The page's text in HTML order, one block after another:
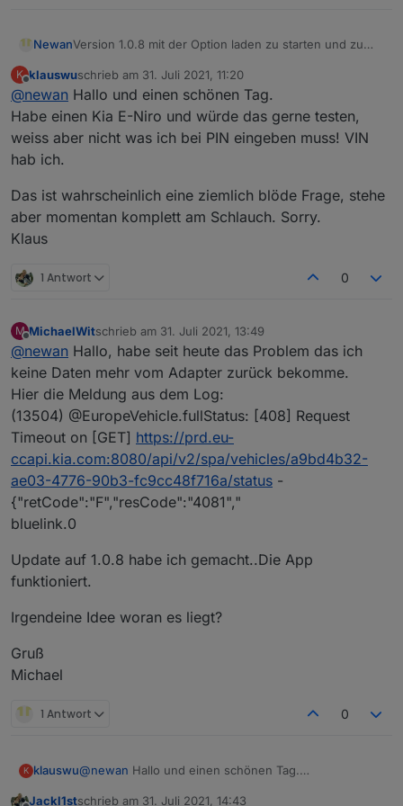
NewanVersion 1.0.8 mit der Option laden zu starten und zu
und kein Account derzeit!
K klauswuschrieb am 31. Juli 2021, 11:20
zuletzt editiert von
@newan Hallo und einen schönen Tag.
Habe einen Kia E-Niro und würde das gerne testen,
weiss aber nicht was ich bei PIN eingeben muss! VIN
hab ich.
Das ist wahrscheinlich eine ziemlich blöde Frage, stehe
aber momentan komplett am Schlauch. Sorry.
Klaus
1 Antwort 0
M MichaelWitschrieb am 31. Juli 2021, 13:49
zuletzt editiert von
@newan Hallo, habe seit heute das Problem das ich
keine Daten mehr vom Adapter zurück bekomme.
Hier die Meldung aus dem Log:
(13504) @EuropeVehicle.fullStatus: [408] Request
Timeout on [GET] https://prd.eu-
ccapi.kia.com:8080/api/v2/spa/vehicles/a9bd4b32-
ae03-4776-90b3-fc9cc48f716a/status -
{"retCode":"F","resCode":"4081","
bluelink.0
Update auf 1.0.8 habe ich gemacht..Die App
funktioniert.
Irgendeine Idee woran es liegt?
Gruß
Michael
1 Antwort 0
K klauswu@newan Hallo und einen schönen Tag.
Jackl1stschrieb am 31. Juli 2021, 14:43